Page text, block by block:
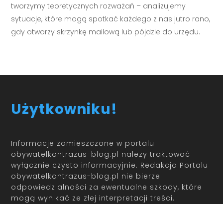
tworzymy teoretycznych rozważań – analizujemy
sytuacje, które mogą spotkać każdego z nas jutro rano,
gdy otworzy skrzynkę mailową lub pójdzie do urzędu.
Użytkowniku!
Informacje zamieszczone w portalu
obywatelkontrazus-blog.pl należy traktować
wyłącznie czysto informacyjnie. Redakcja Portalu
obywatelkontrazus-blog.pl nie bierze
odpowiedzialności za ewentualne szkody, które
mogą wynikać ze złej interpretacji treści.